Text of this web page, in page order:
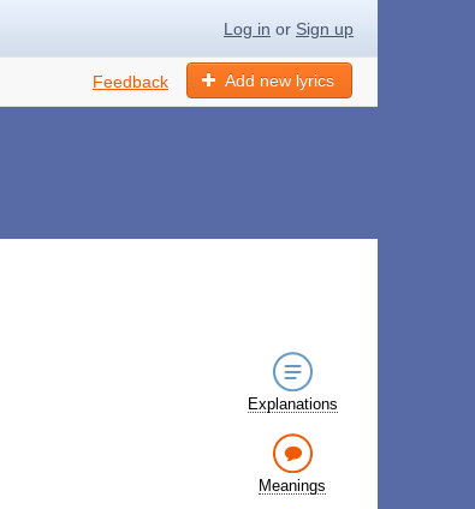
Log in or Sign up
Add new lyrics
Feedback
Explanations
Meanings